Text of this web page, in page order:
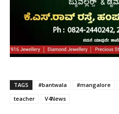
TAGS #bantwala #mangalore
teacher
V4News